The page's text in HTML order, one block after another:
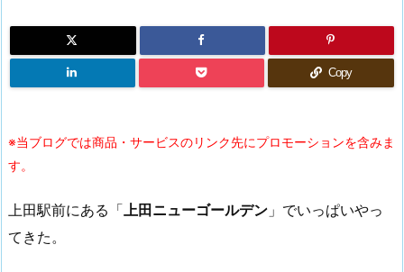
Copy
※当ブログでは商品・サービスのリンク先にプロモーションを含みま
す。
上田駅前にある「 上田ニューゴールデン 」でいっぱいやっ
てきた。